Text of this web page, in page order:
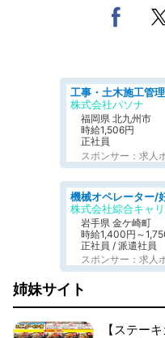
株式会社パソナ
福岡県 北九州市
時給1,506円
正社員
スポンサー：求人
機械オペレーター/
株式会社綜合キャ
岩手県 金ケ崎町
時給1,400円～
正社員 / 派遣社員
スポンサー：求人
姉妹サイト
【ステー